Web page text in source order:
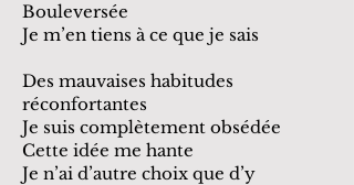
Bouleversée
Je m’en tiens à ce que je sais
Des mauvaises habitudes
réconfortantes
Je suis complètement obsédée
Cette idée me hante
Je n’ai d’autre choix que d’y